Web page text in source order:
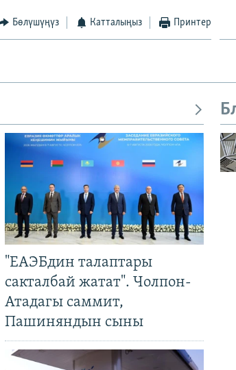
Бөлүшүңүз Катталыңыз Принтер
"ЕАЭБдин талаптары
сакталбай жатат". Чолпон-
Атадагы саммит,
Пашиняндын сыны